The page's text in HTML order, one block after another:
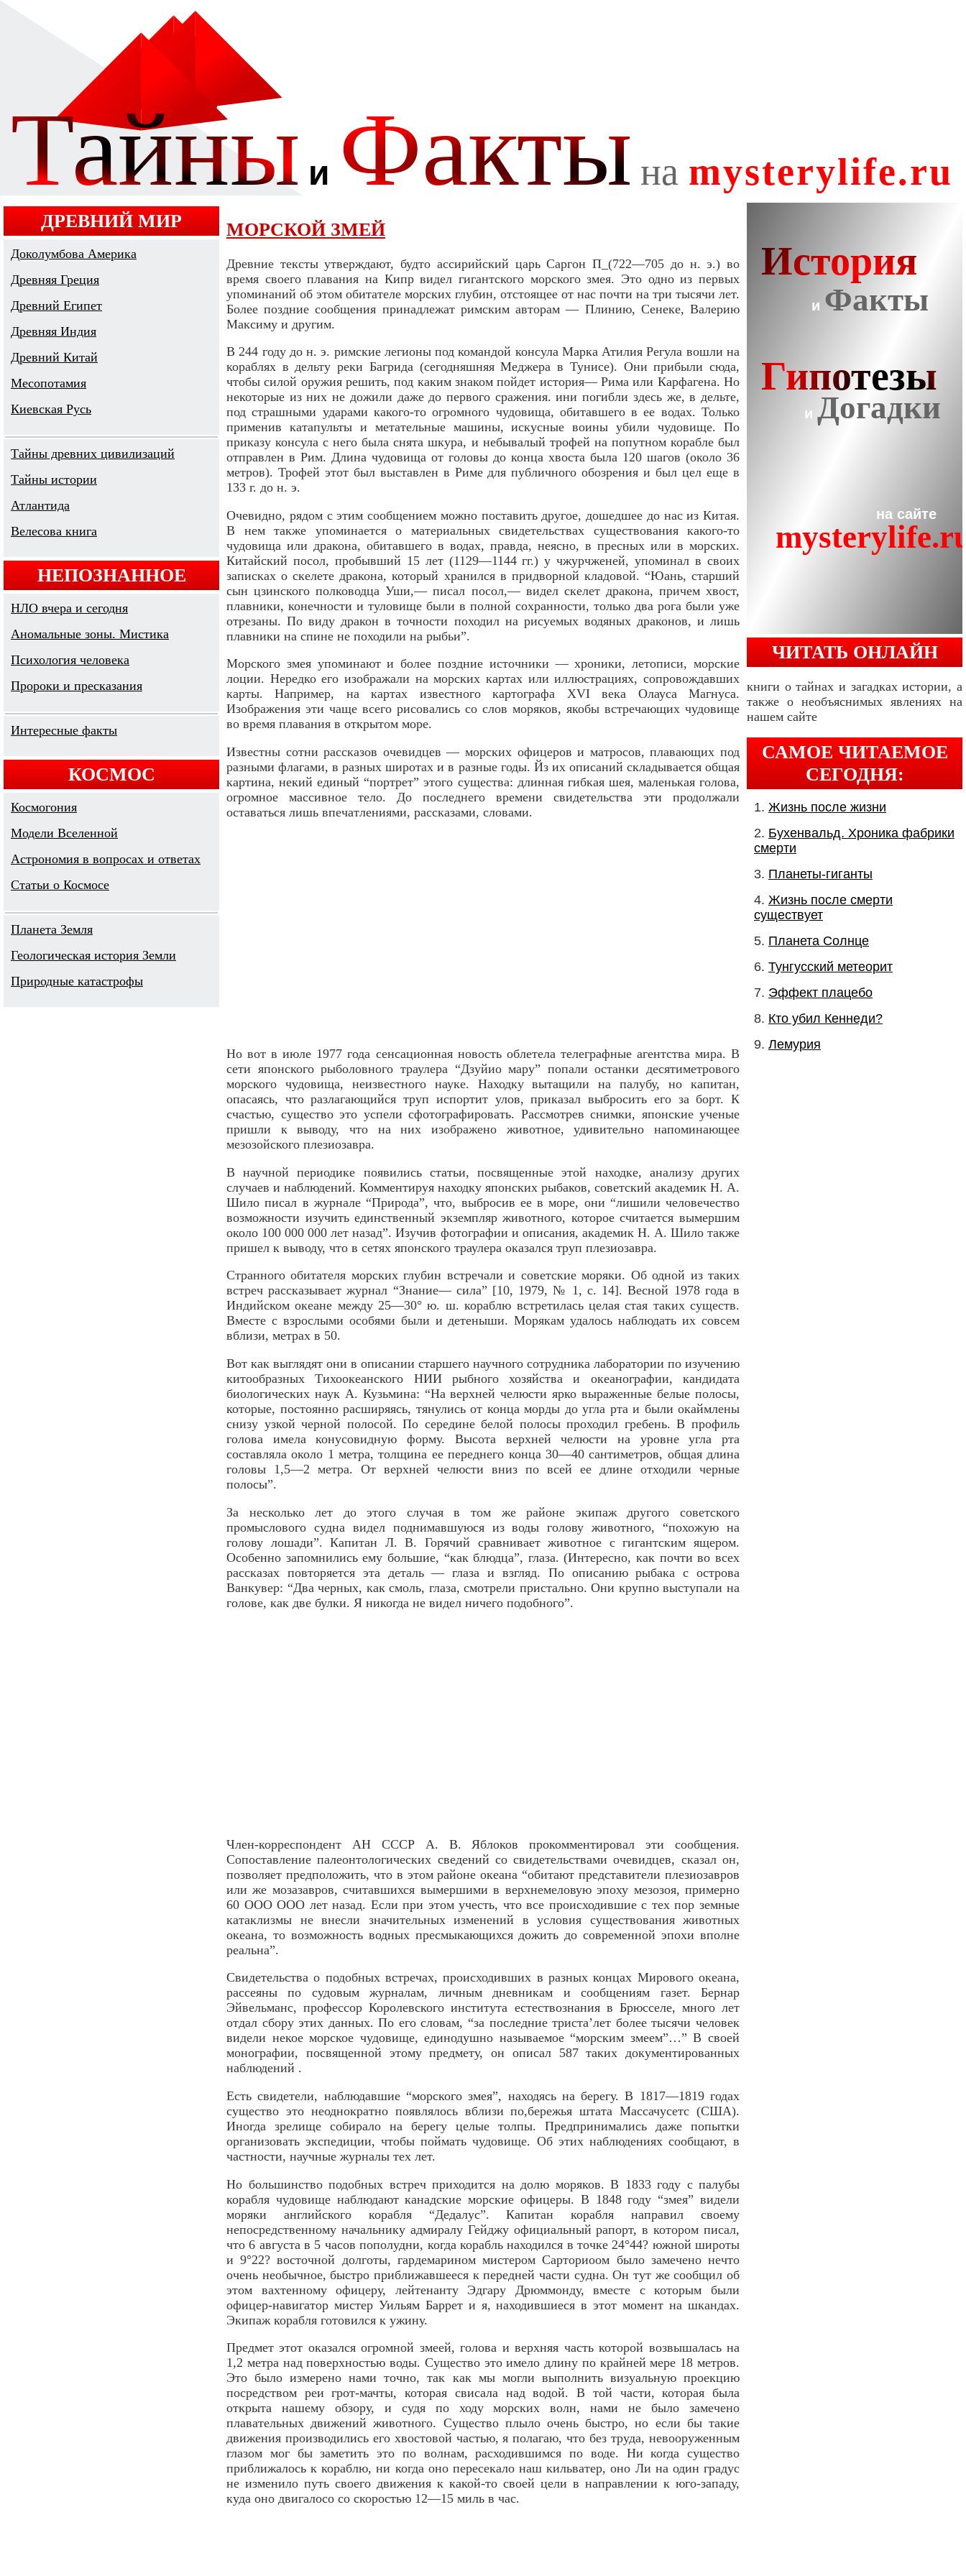
ДРЕВНИЙ МИР
Доколумбова Америка
Древняя Греция
Древний Египет
Древняя Индия
Древний Китай
Месопотамия
Киевская Русь
Тайны древних цивилизаций
Тайны истории
Атлантида
Велесова книга
НЕПОЗНАННОЕ
НЛО вчера и сегодня
Аномальные зоны. Мистика
Психология человека
Пророки и пресказания
Интересные факты
КОСМОС
Космогония
Модели Вселенной
Астрономия в вопросах и ответах
Cтатьи о Космосе
Планета Земля
Геологическая история Земли
Природные катастрофы
МОРСКОЙ ЗМЕЙ
Древние тексты утверждают, будто ассирийский царь Саргон П_(722—705 до н. э.) во
время своего плавания на Кипр видел гигантского морского змея. Это одно из первых
упоминаний об этом обитателе морских глубин, отстоящее от нас почти на три тысячи лет.
Более поздние сообщения принадлежат римским авторам — Плинию, Сенеке, Валерию
Максиму и другим.
В 244 году до н. э. римские легионы под командой консула Марка Атилия Регула вошли на
кораблях в дельту реки Багрида (сегодняшняя Меджера в Тунисе). Они прибыли сюда,
чтобы силой оружия решить, под каким знаком пойдет история— Рима или Карфагена. Но
некоторые из них не дожили даже до первого сражения. ини погибли здесь же, в дельте,
под страшными ударами какого-то огромного чудовища, обитавшего в ее водах. Только
применив катапульты и метательные машины, искусные воины убили чудовище. По
приказу консула с него была снята шкура, и небывалый трофей на попутном корабле был
отправлен в Рим. Длина чудовища от головы до конца хвоста была 120 шагов (около 36
метров). Трофей этот был выставлен в Риме для публичного обозрения и был цел еще в
133 г. до н. э.
Очевидно, рядом с этим сообщением можно поставить другое, дошедшее до нас из Китая.
В нем также упоминается о материальных свидетельствах существования какого-то
чудовища или дракона, обитавшего в водах, правда, неясно, в пресных или в морских.
Китайский посол, пробывший 15 лет (1129—1144 гг.) у чжурчженей, упоминал в своих
записках о скелете дракона, который хранился в придворной кладовой. “Юань, старший
сын цзинского полководца Уши,— писал посол,— видел скелет дракона, причем хвост,
плавники, конечности и туловище были в полной сохранности, только два рога были уже
отрезаны. По виду дракон в точности походил на рисуемых водяных драконов, и лишь
плавники на спине не походили на рыбьи”.
Морского змея упоминают и более поздние источники — хроники, летописи, морские
лоции. Нередко его изображали на морских картах или иллюстрациях, сопровождавших
карты. Например, на картах известного картографа XVI века Олауса Магнуса.
Изображения эти чаще всего рисовались со слов моряков, якобы встречающих чудовище
во время плавания в открытом море.
Известны сотни рассказов очевидцев — морских офицеров и матросов, плавающих под
разными флагами, в разных широтах и в разные годы. Йз их описаний складывается общая
картина, некий единый “портрет” этого существа: длинная гибкая шея, маленькая голова,
огромное массивное тело. До последнего времени свидетельства эти продолжали
оставаться лишь впечатлениями, рассказами, словами.
Но вот в июле 1977 года сенсационная новость облетела телеграфные агентства мира. В
сети японского рыболовного траулера “Дзуйио мару” попали останки десятиметрового
морского чудовища, неизвестного науке. Находку вытащили на палубу, но капитан,
опасаясь, что разлагающийся труп испортит улов, приказал выбросить его за борт. К
счастью, существо это успели сфотографировать. Рассмотрев снимки, японские ученые
пришли к выводу, что на них изображено животное, удивительно напоминающее
мезозойского плезиозавра.
В научной периодике появились статьи, посвященные этой находке, анализу других
случаев и наблюдений. Комментируя находку японских рыбаков, советский академик Н. А.
Шило писал в журнале “Природа”, что, выбросив ее в море, они “лишили человечество
возможности изучить единственный экземпляр животного, которое считается вымершим
около 100 000 000 лет назад”. Изучив фотографии и описания, академик Н. А. Шило также
пришел к выводу, что в сетях японского траулера оказался труп плезиозавра.
Странного обитателя морских глубин встречали и советские моряки. Об одной из таких
встреч рассказывает журнал “Знание— сила” [10, 1979, № 1, с. 14]. Весной 1978 года в
Индийском океане между 25—30° ю. ш. кораблю встретилась целая стая таких существ.
Вместе с взрослыми особями были и детеныши. Морякам удалось наблюдать их совсем
вблизи, метрах в 50.
Вот как выглядят они в описании старшего научного сотрудника лаборатории по изучению
китообразных Тихоокеанского НИИ рыбного хозяйства и океанографии, кандидата
биологических наук А. Кузьмина: “На верхней челюсти ярко выраженные белые полосы,
которые, постоянно расширяясь, тянулись от конца морды до угла рта и были окаймлены
снизу узкой черной полосой. По середине белой полосы проходил гребень. В профиль
голова имела конусовидную форму. Высота верхней челюсти на уровне угла рта
составляла около 1 метра, толщина ее переднего конца 30—40 сантиметров, общая длина
головы 1,5—2 метра. От верхней челюсти вниз по всей ее длине отходили черные
полосы”.
За несколько лет до этого случая в том же районе экипаж другого советского
промыслового судна видел поднимавшуюся из воды голову животного, “похожую на
голову лошади”. Капитан Л. В. Горячий сравнивает животное с гигантским ящером.
Особенно запомнились ему большие, “как блюдца”, глаза. (Интересно, как почти во всех
рассказах повторяется эта деталь — глаза и взгляд. По описанию рыбака с острова
Ванкувер: “Два черных, как смоль, глаза, смотрели пристально. Они крупно выступали на
голове, как две булки. Я никогда не видел ничего подобного”.
Член-корреспондент АН СССР А. В. Яблоков прокомментировал эти сообщения.
Сопоставление палеонтологических сведений со свидетельствами очевидцев, сказал он,
позволяет предположить, что в этом районе океана “обитают представители плезиозавров
или же мозазавров, считавшихся вымершими в верхнемеловую эпоху мезозоя, примерно
60 ООО ООО лет назад. Если при этом учесть, что все происходившие с тех пор земные
катаклизмы не внесли значительных изменений в условия существования животных
океана, то возможность водных пресмыкающихся дожить до современной эпохи вполне
реальна”.
Свидетельства о подобных встречах, происходивших в разных концах Мирового океана,
рассеяны по судовым журналам, личным дневникам и сообщениям газет. Бернар
Эйвельманс, профессор Королевского института естествознания в Брюсселе, много лет
отдал сбору этих данных. По его словам, “за последние триста’лет более тысячи человек
видели некое морское чудовище, единодушно называемое “морским змеем”…” В своей
монографии, посвященной этому предмету, он описал 587 таких документированных
наблюдений .
Есть свидетели, наблюдавшие “морского змея”, находясь на берегу. В 1817—1819 годах
существо это неоднократно появлялось вблизи по,бережья штата Массачусетс (США).
Иногда зрелище собирало на берегу целые толпы. Предпринимались даже попытки
организовать экспедиции, чтобы поймать чудовище. Об этих наблюдениях сообщают, в
частности, научные журналы тех лет.
Но большинство подобных встреч приходится на долю моряков. В 1833 году с палубы
корабля чудовище наблюдают канадские морские офицеры. В 1848 году “змея” видели
моряки английского корабля “Дедалус”. Капитан корабля направил своему
непосредственному начальнику адмиралу Гейджу официальный рапорт, в котором писал,
что 6 августа в 5 часов пополудни, когда корабль находился в точке 24°44? южной широты
и 9°22? восточной долготы, гардемарином мистером Сарториоом было замечено нечто
очень необычное, быстро приближавшееся к передней части судна. Он тут же сообщил об
этом вахтенному офицеру, лейтенанту Эдгару Дрюммонду, вместе с которым были
офицер-навигатор мистер Уильям Баррет и я, находившиеся в этот момент на шкандах.
Экипаж корабля готовился к ужину.
Предмет этот оказался огромной змеей, голова и верхняя часть которой возвышалась на
1,2 метра над поверхностью воды. Существо это имело длину по крайней мере 18 метров.
Это было измерено нами точно, так как мы могли выполнить визуальную проекцию
посредством реи грот-мачты, которая свисала над водой. В той части, которая была
открыта нашему обзору, и судя по ходу морских волн, нами не было замечено
плавательных движений животного. Существо плыло очень быстро, но если бы такие
движения производились его хвостовой частью, я полагаю, что без труда, невооруженным
глазом мог бы заметить это по волнам, расходившимся по воде. Ни когда существо
приближалось к кораблю, ни когда оно пересекало наш кильватер, оно Ли на один градус
не изменило путь своего движения к какой-то своей цели в направлении к юго-западу,
куда оно двигалосо со скоростью 12—15 миль в час.
ЧИТАТЬ ОНЛАЙН
книги о тайнах и загадках истории, а
также о необъяснимых явлениях на
нашем сайте
САМОЕ ЧИТАЕМОЕ
СЕГОДНЯ:
Жизнь после жизни
Бухенвальд. Хроника фабрики
смерти
Планеты-гиганты
Жизнь после смерти
существует
Планета Солнце
Тунгусский метеорит
Эффект плацебо
Кто убил Кеннеди?
Лемурия